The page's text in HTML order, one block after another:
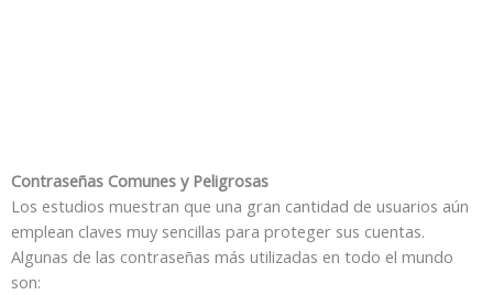
Contraseñas Comunes y Peligrosas
Los estudios muestran que una gran cantidad de usuarios aún
emplean claves muy sencillas para proteger sus cuentas.
Algunas de las contraseñas más utilizadas en todo el mundo
son: